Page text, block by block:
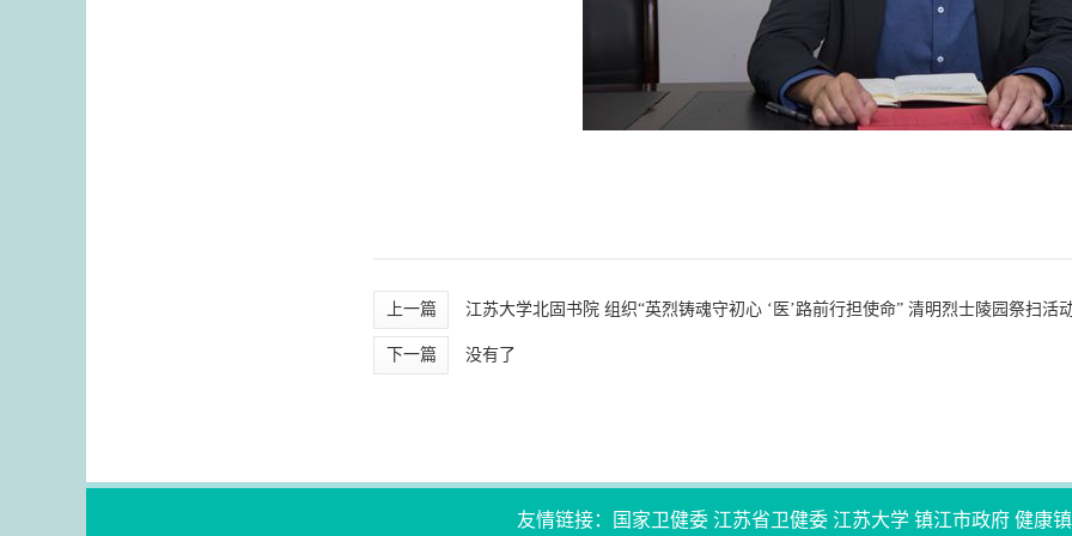
上一篇 江苏大学北固书院 组织“英烈铸魂守初心 ‘医’路前行担使命” 清明烈士陵园祭扫活
下一篇 没有了
友情链接： 国家卫健委 江苏省卫健委 江苏大学 镇江市政府 健康